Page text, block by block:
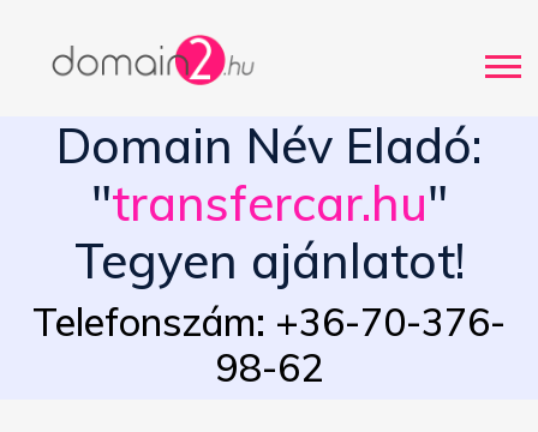
Domain Név Eladó:
"transfercar.hu"
Tegyen ajánlatot!
Telefonszám: +36-70-376-
98-62